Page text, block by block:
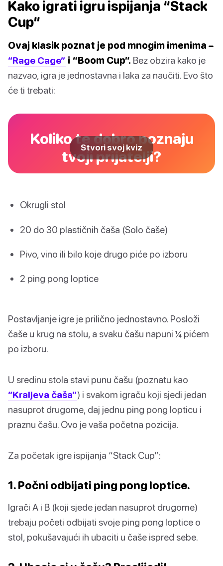
Kako igrati igru ispijanja “Stack
Cup”
Ovaj klasik poznat je pod mnogim imenima –
“Rage Cage” i “Boom Cup”. Bez obzira kako je
nazvao, igra je jednostavna i laka za naučiti. Evo što
će ti trebati:
Koliko te dobro poznaju
tvoji prijatelji?
Stvori svoj kviz
Okrugli stol
20 do 30 plastičnih čaša (Solo čaše)
Pivo, vino ili bilo koje drugo piće po izboru
2 ping pong loptice
Postavljanje igre je prilično jednostavno. Posloži
čaše u krug na stolu, a svaku čašu napuni ¼ pićem
po izboru.
U sredinu stola stavi punu čašu (poznatu kao
“Kraljeva čaša”) i svakom igraču koji sjedi jedan
nasuprot drugome, daj jednu ping pong lopticu i
praznu čašu. Ovo je vaša početna pozicija.
Za početak igre ispijanja “Stack Cup”:
1. Počni odbijati ping pong loptice.
Igrači A i B (koji sjede jedan nasuprot drugome)
trebaju početi odbijati svoje ping pong loptice o
stol, pokušavajući ih ubaciti u čaše ispred sebe.